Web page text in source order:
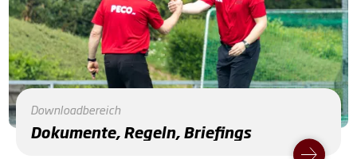
Downloadbereich
Dokumente, Regeln, Briefings